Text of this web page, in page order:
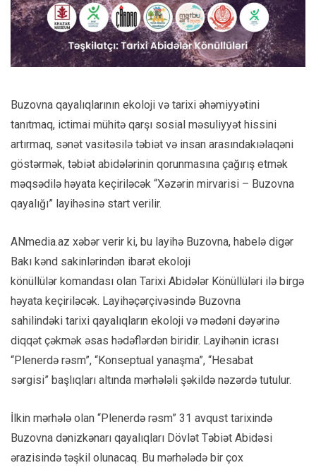
Buzovna qayalıqlarının ekoloji və tarixi əhəmiyyətini
tanıtmaq, ictimai mühitə qarşı sosial məsuliyyət hissini
artırmaq, sənət vasitəsilə təbiət və insan arasındakıəlaqəni
göstərmək, təbiət abidələrinin qorunmasına çağırış etmək
məqsədilə həyata keçiriləcək “Xəzərin mirvarisi – Buzovna
qayalığı” layihəsinə start verilir.
ANmedia.az xəbər verir ki, bu layihə Buzovna, habelə digər
Bakı kənd sakinlərindən ibarət ekoloji
könüllülər komandası olan Tarixi Abidələr Könüllüləri ilə birgə
həyata keçiriləcək. Layihəçərçivəsində Buzovna
sahilindəki tarixi qayalıqların ekoloji və mədəni dəyərinə
diqqət çəkmək əsas hədəflərdən biridir. Layihənin icrası
“Plenerdə rəsm”, “Konseptual yanaşma”, “Hesabat
sərgisi” başlıqları altında mərhələli şəkildə nəzərdə tutulur.
İlkin mərhələ olan “Plenerdə rəsm” 31 avqust tarixində
Buzovna dənizkənarı qayalıqları Dövlət Təbiət Abidəsi
ərazisində təşkil olunacaq. Bu mərhələdə bir çox